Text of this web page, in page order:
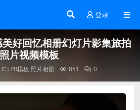
登录
好回忆相册幻灯片影集旅拍
照片视频模板
PR模板 照片相册 851 0